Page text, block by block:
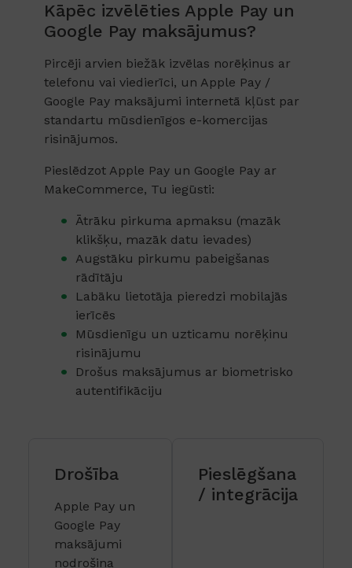
Kāpēc izvēlēties Apple Pay un
Google Pay maksājumus?
Pircēji arvien biežāk izvēlas norēķinus ar
telefonu vai viedierīci, un Apple Pay /
Google Pay maksājumi internetā kļūst par
standartu mūsdienīgos e-komercijas
risinājumos.
Pieslēdzot Apple Pay un Google Pay ar
MakeCommerce, Tu iegūsti:
Ātrāku pirkuma apmaksu (mazāk
klikšķu, mazāk datu ievades)
Augstāku pirkumu pabeigšanas
rādītāju
Labāku lietotāja pieredzi mobilajās
ierīcēs
Mūsdienīgu un uzticamu norēķinu
risinājumu
Drošus maksājumus ar biometrisko
autentifikāciju
Drošība
Apple Pay un
Google Pay
maksājumi
nodrošina
Pieslēgšana
/ integrācija